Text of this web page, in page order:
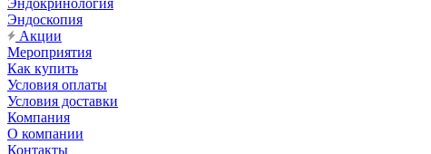
Эндокринология
Эндоскопия
Акции
Мероприятия
Как купить
Условия оплаты
Условия доставки
Компания
О компании
Контакты